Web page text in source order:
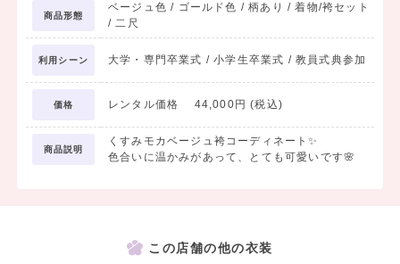
商品形態
ベージュ色 / ゴールド色 / 柄あり / 着物/袴セット
/ 二尺
利用シーン 大学・専門卒業式 / 小学生卒業式 / 教員式典参加
価格 レンタル価格 44,000円 (税込)
商品説明
くすみモカベージュ袴コーディネート✨
色合いに温かみがあって、とても可愛いです🌸
この店舗の他の衣装